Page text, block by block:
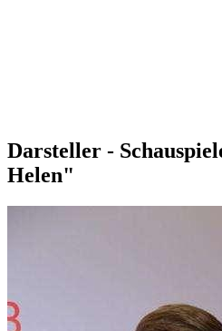
Darsteller -
Helen"